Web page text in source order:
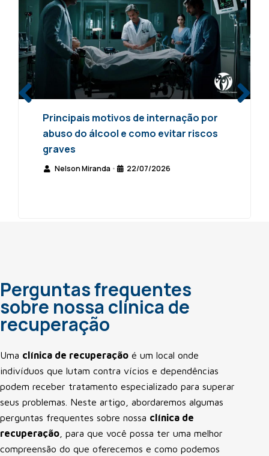
Principais motivos de internação por
abuso do álcool e como evitar riscos
graves
Nelson Miranda • 22/07/2026
Perguntas frequentes
sobre nossa clínica de
recuperação
Uma clínica de recuperação é um local onde
indivíduos que lutam contra vícios e dependências
podem receber tratamento especializado para superar
seus problemas. Neste artigo, abordaremos algumas
perguntas frequentes sobre nossa clínica de
recuperação , para que você possa ter uma melhor
compreensão do que oferecemos e como podemos